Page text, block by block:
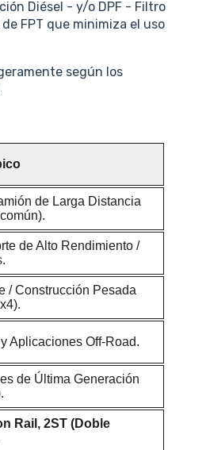
Diésel - y/o DPF - Filtro
FPT que minimiza el uso
según los
de Larga Distancia
de Alto Rendimiento /
/ Construcción Pesada
Aplicaciones Off-Road.
de Última Generación
Rail, 2ST (Doble